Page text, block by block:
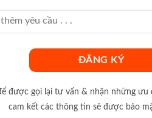
được gọi lại tư vấn & nhận những ưu
cam kết các thông tin sẽ được bảo